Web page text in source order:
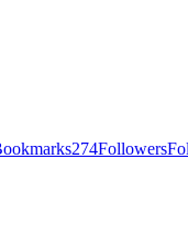
274Followers